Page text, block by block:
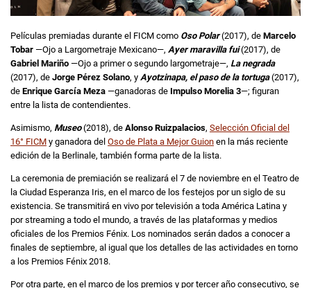
Películas premiadas durante el FICM como Oso Polar (2017), de Marcelo
Tobar —Ojo a Largometraje Mexicano—, Ayer maravilla fui(2017), de
Gabriel Mariño —Ojo a primer o segundo largometraje—, La negrada
(2017), de Jorge Pérez Solano, y Ayotzinapa, el paso de la tortuga(2017),
de Enrique García Meza —ganadoras de Impulso Morelia 3—; figuran
entre la lista de contendientes.
Asimismo, Museo(2018), de Alonso Ruizpalacios, Selección Oficial del
16° FICM y ganadora del Oso de Plata a Mejor Guion en la más reciente
edición de la Berlinale, también forma parte de la lista.
La ceremonia de premiación se realizará el 7 de noviembre en el Teatro de
la Ciudad Esperanza Iris, en el marco de los festejos por un siglo de su
existencia. Se transmitirá en vivo por televisión a toda América Latina y
por streaming a todo el mundo, a través de las plataformas y medios
oficiales de los Premios Fénix. Los nominados serán dados a conocer a
finales de septiembre, al igual que los detalles de las actividades en torno
a los Premios Fénix 2018.
Por otra parte, en el marco de los premios y por tercer año consecutivo, se